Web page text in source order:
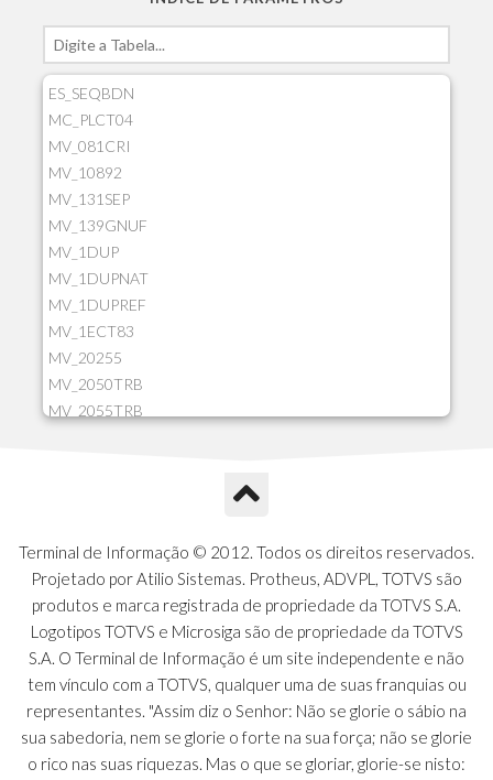
ES_SEQBDN
MC_PLCT04
MV_081CRI
MV_10892
MV_131SEP
MV_139GNUF
MV_1DUP
MV_1DUPNAT
MV_1DUPREF
MV_1ECT83
MV_20255
MV_2050TRB
MV_2055TRB
MV_2GNOINC
MV_320SLD
MV_325PMDA
MV_330ATCM
MV_340LOCK
MV_3DUPREF
MV_5CLIFOR
MV_74ITEM
MV_817EMAI
Terminal de Informação © 2012. Todos os direitos reservados.
Projetado por Atilio Sistemas. Protheus, ADVPL, TOTVS são
produtos e marca registrada de propriedade da TOTVS S.A.
Logotipos TOTVS e Microsiga são de propriedade da TOTVS
S.A. O Terminal de Informação é um site independente e não
tem vínculo com a TOTVS, qualquer uma de suas franquias ou
representantes. "Assim diz o Senhor: Não se glorie o sábio na
sua sabedoria, nem se glorie o forte na sua força; não se glorie
o rico nas suas riquezas. Mas o que se gloriar, glorie-se nisto: